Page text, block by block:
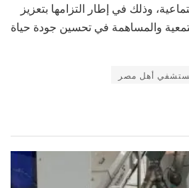
وذلك في إطار التزامها بتعزيز
والمساهمة في تحسين جودة حياة
أهل مصر